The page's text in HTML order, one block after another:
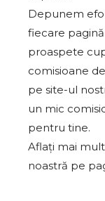
Depunem
fiecare
proaspete
comisioane
pe site-ul
un mic
pentru tine.
Aflați mai
noastră pe